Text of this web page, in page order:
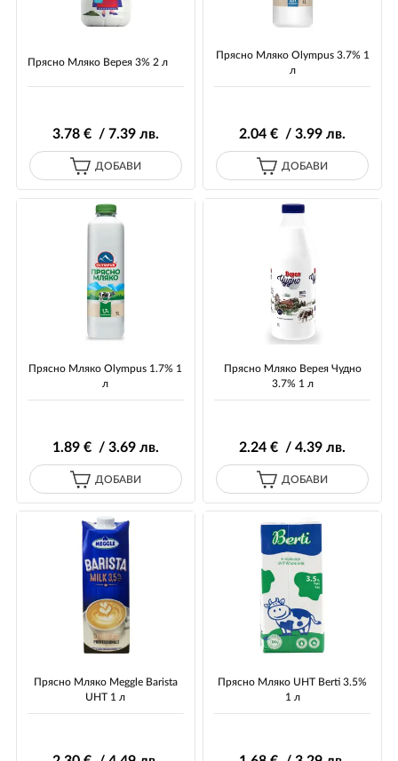
Прясно Mляко Верея 3% 2 л
3.78€ / 7.39лв.
ДОБАВИ
Прясно Mляко Olympus 3.7% 1
л
2.04 € / 3.99 лв.
ДОБАВИ
Прясно Мляко Olympus 1.7% 1
л
1.89€ / 3.69лв.
ДОБАВИ
Прясно Мляко Верея Чудно
3.7% 1 л
2.24 € / 4.39 лв.
ДОБАВИ
Прясно Мляко Meggle Barista
UHT 1 л
Прясно Мляко UHT Berti 3.5%
1 л